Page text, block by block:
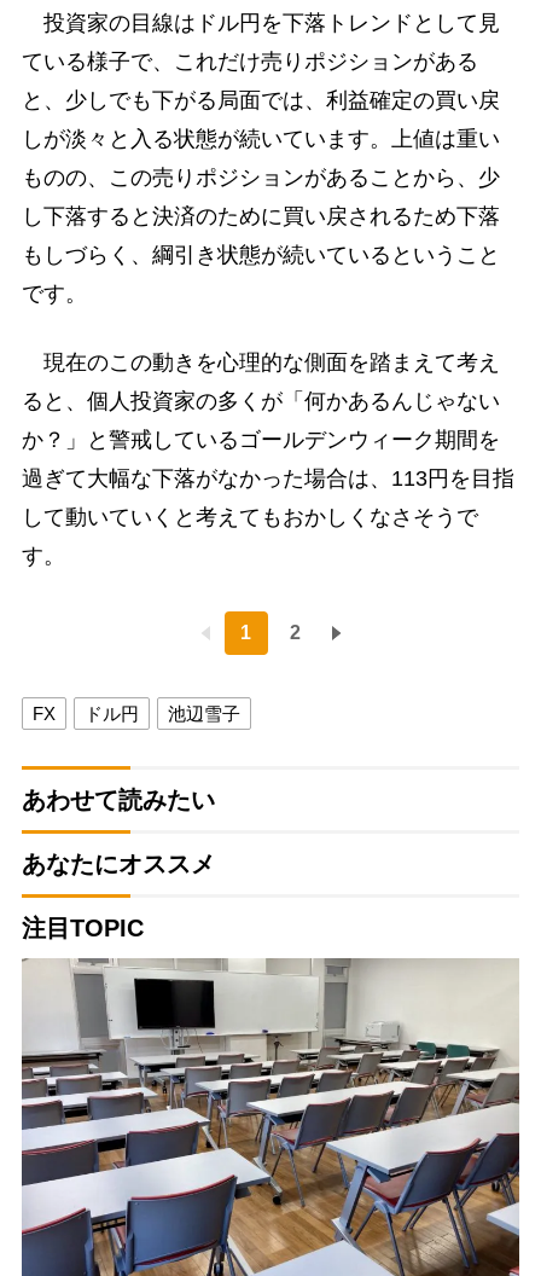
投資家の目線はドル円を下落トレンドとして見
ている様子で、これだけ売りポジションがある
と、少しでも下がる局面では、利益確定の買い戻
しが淡々と入る状態が続いています。上値は重い
ものの、この売りポジションがあることから、少
し下落すると決済のために買い戻されるため下落
もしづらく、綱引き状態が続いているということ
です。
現在のこの動きを心理的な側面を踏まえて考え
ると、個人投資家の多くが「何かあるんじゃない
か？」と警戒しているゴールデンウィーク期間を
過ぎて大幅な下落がなかった場合は、113円を目指
して動いていくと考えてもおかしくなさそうで
す。
1 2
FX ドル円 池辺雪子
あわせて読みたい
あなたにオススメ
注目TOPIC